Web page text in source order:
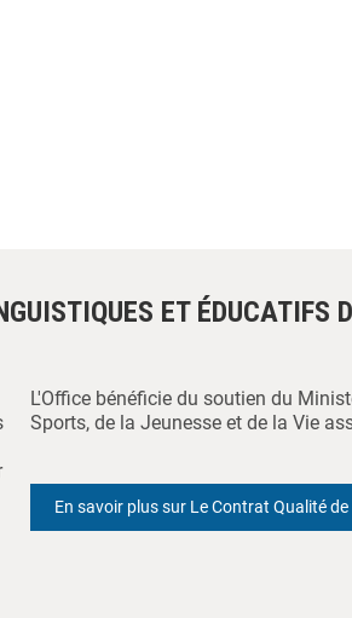
ET ÉDUCATIFS
L'Office bénéficie du soutien du
Sports, de la Jeunesse et de la Vie
En savoir plus sur Le Contrat Qualité de